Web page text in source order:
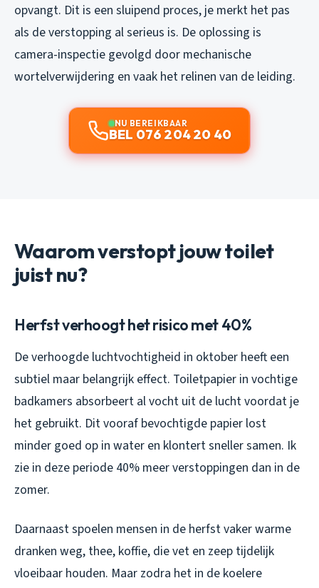
opvangt. Dit is een sluipend proces, je merkt het pas
als de verstopping al serieus is. De oplossing is
camera-inspectie gevolgd door mechanische
wortelverwijdering en vaak het relinen van de leiding.
NU BEREIKBAAR
BEL 076 204 20 40
Waarom verstopt jouw toilet
juist nu?
Herfst verhoogt het risico met 40%
De verhoogde luchtvochtigheid in oktober heeft een
subtiel maar belangrijk effect. Toiletpapier in vochtige
badkamers absorbeert al vocht uit de lucht voordat je
het gebruikt. Dit vooraf bevochtigde papier lost
minder goed op in water en klontert sneller samen. Ik
zie in deze periode 40% meer verstoppingen dan in de
zomer.
Daarnaast spoelen mensen in de herfst vaker warme
dranken weg, thee, koffie, die vet en zeep tijdelijk
vloeibaar houden. Maar zodra het in de koelere